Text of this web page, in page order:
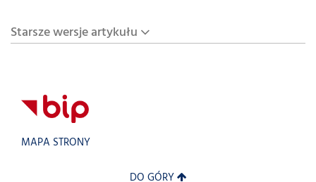
Starsze wersje artykułu
MAPA STRONY
DO GÓRY